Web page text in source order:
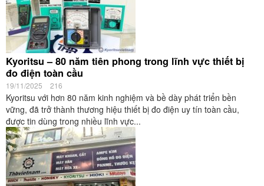
Kyoritsu – 80 năm tiên phong trong lĩnh vực thiết bị
đo điện toàn cầu
19/11/2025 216
Kyoritsu với hơn 80 năm kinh nghiệm và bề dày phát triển bền
vững, đã trở thành thương hiệu thiết bị đo điện uy tín toàn cầu,
được tin dùng trong nhiều lĩnh vực...